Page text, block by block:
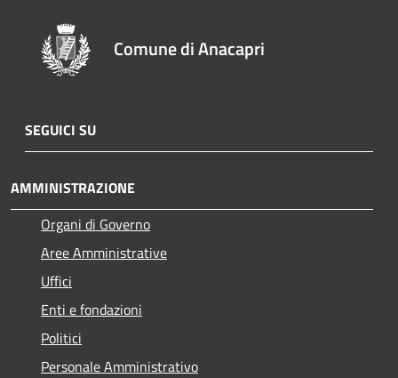
Comune di Anacapri
SEGUICI SU
AMMINISTRAZIONE
Organi di Governo
Aree Amministrative
Uffici
Enti e fondazioni
Politici
Personale Amministrativo